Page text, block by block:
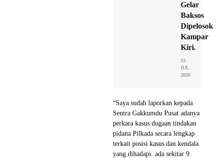
Gelar
Baksos
Dipelosok
Kampar
Kiri.
13
JUL
2020
“Saya sudah laporkan kepada
Sentra Gakkumdu Pusat adanya
perkara kasus dugaan tindakan
pidana Pilkada secara lengkap
terkait posisi kasus dan kendala
yang dihadapi. ada sekitar 9